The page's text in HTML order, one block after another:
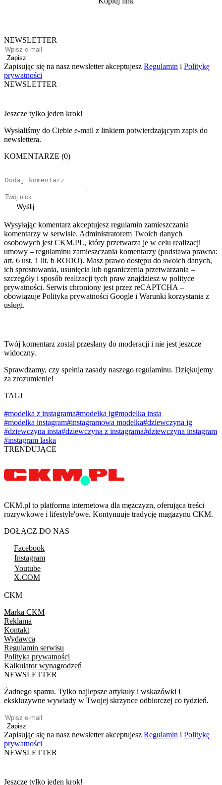
NEWSLETTER
Zapisz
Zapisując się na nasz newsletter akceptujesz Regulamin i Politykę
prywatności
NEWSLETTER
Jeszcze tylko jeden krok!
Wysłaliśmy do Ciebie e-mail z linkiem potwierdzającym zapis do
newslettera.
KOMENTARZE (0)
Wyślij
Wysyłając komentarz akceptujesz regulamin zamieszczania
komentarzy w serwisie. Administratorem Twoich danych
osobowych jest CKM.PL, który przetwarza je w celu realizacji
umowy – regulaminu zamieszczania komentarzy (podstawa prawna:
art. 6 ust. 1 lit. b RODO). Masz prawo dostępu do swoich danych,
ich sprostowania, usunięcia lub ograniczenia przetwarzania –
szczegóły i sposób realizacji tych praw znajdziesz w polityce
prywatności. Serwis chroniony jest przez reCAPTCHA –
obowiązuje Polityka prywatności Google i Warunki korzystania z
usługi.
Twój komentarz został przesłany do moderacji i nie jest jeszcze
widoczny.
Sprawdzamy, czy spełnia zasady naszego regulaminu. Dziękujemy
za zrozumienie!
TAGI
#modelka z instagrama#modelka ig#modelka insta
#modelka instagram#instagramowa modelka#dziewczyna ig
#dziewczyna insta#dziewczyna z instagrama#dziewczyna instagram
#instagram laska
TRENDUJĄCE
CKM.pl to platforma internetowa dla mężczyzn, oferująca treści
rozrywkowe i lifestyle'owe. Kontynuuje tradycję magazynu CKM.
DOŁĄCZ DO NAS
Facebook
Instagram
Youtube
X.COM
CKM
Marka CKM
Reklama
Kontakt
Wydawca
Regulamin serwisu
Polityka prywatności
Kalkulator wynagrodzeń
NEWSLETTER
Żadnego spamu. Tylko najlepsze artykuły i wskazówki i
ekskluzywne wywiady w Twojej skrzynce odbiorczej co tydzień.
Zapisz
Zapisując się na nasz newsletter akceptujesz Regulamin i Politykę
prywatności
NEWSLETTER
Jeszcze tylko jeden krok!